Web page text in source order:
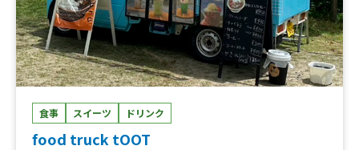
食事 スイーツ ドリンク
food truck tOOT